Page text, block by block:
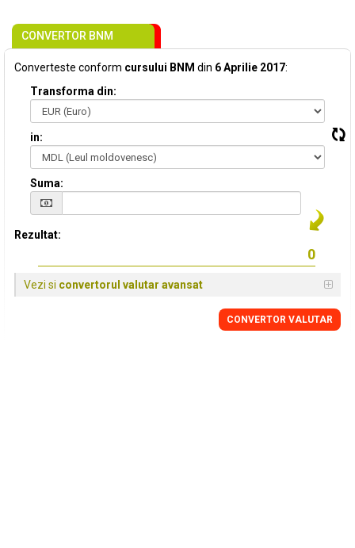
CONVERTOR BNM
Converteste conform cursului BNM din 6 Aprilie 2017:
Transforma din:
in:
Suma:
Rezultat:
Vezi si convertorul valutar avansat
CONVERTOR VALUTAR